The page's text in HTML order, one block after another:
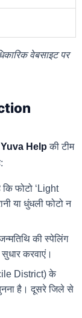
वेबसाइट पर
Yuva Help की टीम
फोटो ‘Light
या धुंधली फोटो न
की स्पेलिंग
करवाएं।
District) के
है। दूसरे जिले से